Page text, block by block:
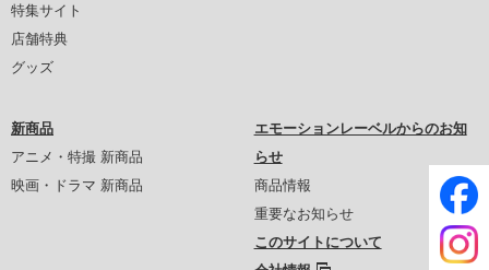
特集サイト
店舗特典
グッズ
新商品
アニメ・特撮 新商品
映画・ドラマ 新商品
エモーションレーベルからのお知
らせ
商品情報
重要なお知らせ
このサイトについて